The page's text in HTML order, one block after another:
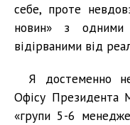
себе, проте
новин» з
відірваними від
Я достеменно
Офісу Президента
«групи 5-6